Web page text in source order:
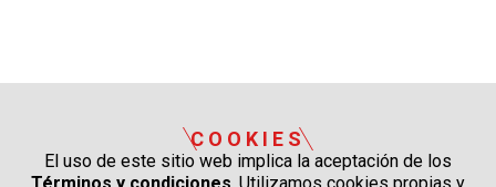
COOKIES
El uso de este sitio web implica la aceptación de los